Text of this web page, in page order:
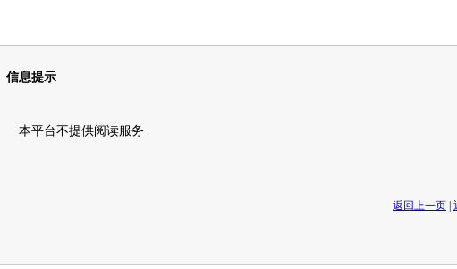
信息提示
本平台不提供阅读服务
返回上一页 |